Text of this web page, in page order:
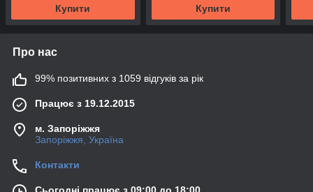
Купити Купити
Про нас
99% позитивних з 1059 відгуків за рік
Працює з 19.12.2015
м. Запоріжжя
Запоріжжя, Україна
Контакти